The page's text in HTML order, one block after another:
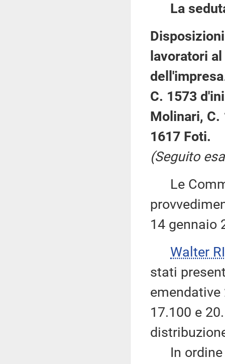
La
lavoratori
dell'impresa
C. 1573
Molinari, C.
1617 Foti.
(Seguito
Le
14 gennaio
Walter
stati
emendative
17.100 e
In ordine